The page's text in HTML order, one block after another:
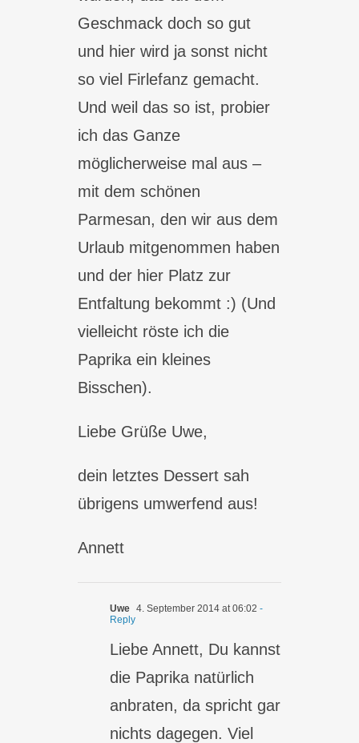
Geschmack doch so gut
und hier wird ja sonst nicht
so viel Firlefanz gemacht.
Und weil das so ist, probier
ich das Ganze
möglicherweise mal aus –
mit dem schönen
Parmesan, den wir aus dem
Urlaub mitgenommen haben
und der hier Platz zur
Entfaltung bekommt :) (Und
vielleicht röste ich die
Paprika ein kleines
Bisschen).
Liebe Grüße Uwe,
dein letztes Dessert sah
übrigens umwerfend aus!
Annett
Uwe 4. September 2014 at 06:02 -
Reply
Liebe Annett, Du kannst
die Paprika natürlich
anbraten, da spricht gar
nichts dagegen. Viel